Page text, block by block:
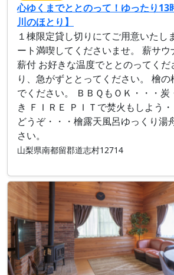
心ゆくまでととのって！ゆったり
川のほとり】
１棟限定貸し切りにてご用意いた
ート満喫してくださいませ。 薪サウ
薪付 お好きな温度でととのってくだ
り、急がずととってください。 檜
でください。 ＢＢＱもＯＫ・・・炭
き ＦＩＲＥ ＰＩＴで焚火もしよう
どうぞ・・・檜露天風呂ゆっくり湯
さい。
山梨県南都留郡道志村12714